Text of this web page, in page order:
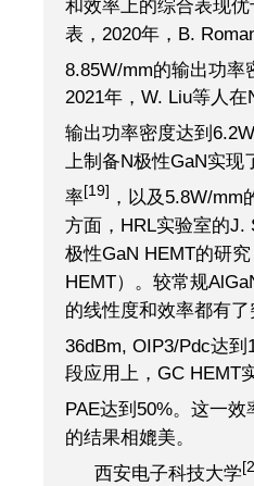
和效率上的综合表现
表，2020年，B.
8.85W/mm的输出功率
2021年，W. Liu等人
输出功率密度达到
上制备N极性GaN实现
率[19] ，以及5.8W/
方面，HRL实验室的J.
极性GaN HEMT的研
HEMT）。较常规
的线性度和效率都有
36dBm, OIP3/Pdc达到
段应用上，GC HEMT
PAE达到50%。这一
的结果相媲美。
西安电子科技大学